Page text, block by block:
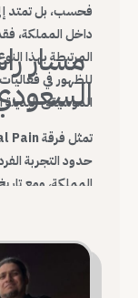
فحسب، بل تمتد
داخل المملكة،
المرتبطة بهذا
للظهور في
الموسيقى البديلة
مسار
حدود التجربة
المملكة، ومع